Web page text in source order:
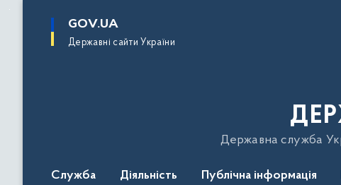
основного
GOV.UA
Державні сайти України
Державна служба
Служба Діяльність Публічна інформація